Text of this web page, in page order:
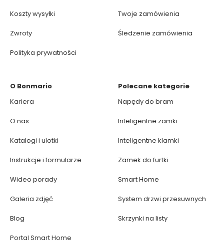
Koszty wysyłki
Zwroty
Polityka prywatności
Twoje zamówienia
Śledzenie zamówienia
O Bonmario
Kariera
O nas
Katalogi i ulotki
Instrukcje i formularze
Wideo porady
Galeria zdjęć
Blog
Portal Smart Home
Polecane kategorie
Napędy do bram
Inteligentne zamki
Inteligentne klamki
Zamek do furtki
Smart Home
System drzwi przesuwnych
Skrzynki na listy